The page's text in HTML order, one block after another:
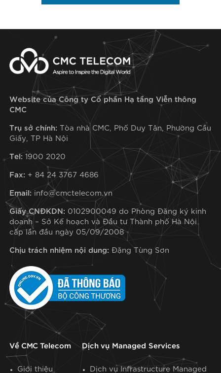
Website của Công ty Cổ phần Hạ tầng Viễn thông
CMC
Trụ sở chính:
Tòa nhà CMC, Phố Duy Tân, Phường Cầu
Giấy, TP Hà Nội
Tel: 1900 2020
Fax: + 84 24 3767 4686
Email: info@cmctelecom.vn
Giấy CNĐKDN: 0102900049 do Phòng Đăng ký kinh
doanh – Sở Kế hoạch và Đầu tư Thành phố Hà Nội
cấp lần đầu ngày 05/09/2008
Chịu trách nhiệm nội dung: Đặng Tùng Sơn
Về CMC Telecom
Giới thiệu
Dịch vụ Managed Services
Dịch vụ Infrastructure Managed